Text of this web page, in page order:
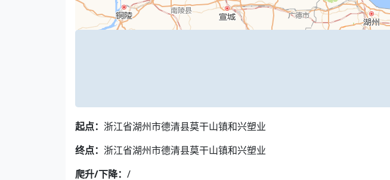
起点： 浙江省湖州市德清县莫干山镇和兴塑业
终点： 浙江省湖州市德清县莫干山镇和兴塑业
爬升/下降： /